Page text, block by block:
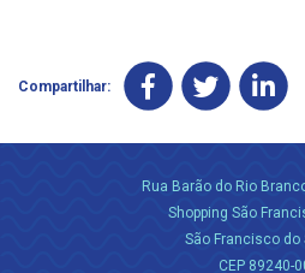
Compartilhar:
Rua Barão do Rio
Shopping São
São Francisco do
CEP 89240-